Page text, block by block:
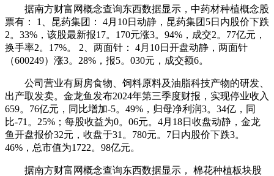
据南方财富网概念查询东西数据显示，中药材种植概念股
票有： 1、昆药集团： 4月10日动静，昆药集团5日内股价下跌
2。33%，该股最新报17。170元涨3。94%，成交2。77亿元，
换手率2。17%。 2、两面针： 4月10日开盘动静，两面针
（600249）涨3。28%，报5。030元，成交额6。
公司营业有厨房食物、饲料原料及油脂科技产物的研发、
出产取发卖。金龙鱼发布2024年第三季度财报，实现停业收入
659。76亿元，同比增加-5。49%，归母净利润3。34亿，同
比-71。25%；每股收益为0。06元。4月18日收盘动静，金龙
鱼开盘报价32元，收盘于31。780元。7日内股价下跌3。
46%，总市值为1722。98亿元。
据南方财富网概念查询东西数据显示， 棉花种植板块股